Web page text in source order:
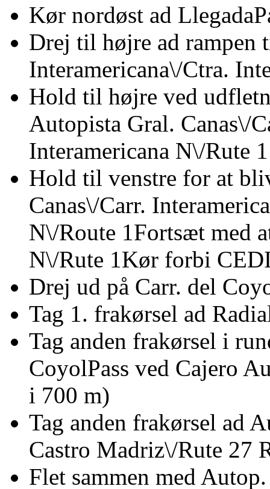
Kør nordøst ad
Drej til højre ad rampen
Interamericana\/Ctra.
Hold til højre ved
Autopista Gral. Canas\/
Interamericana N\/Rute 1
Hold til venstre for at
Canas\/Carr.
N\/Route 1Fortsæt med
N\/Rute 1Kør forbi
Drej ud på Carr. del
Tag 1. frakørsel ad
Tag anden frakørsel i
CoyolPass ved Cajero
i 700 m)
Tag anden frakørsel ad
Castro Madriz\/Rute 27
Flet sammen med